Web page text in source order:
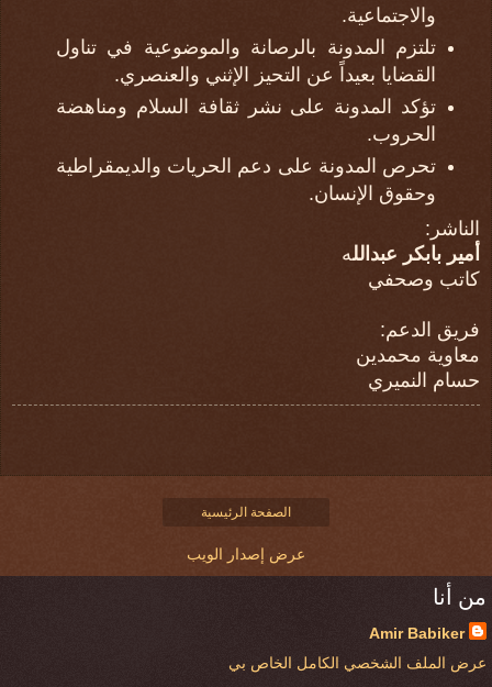
والاجتماعية.
تلتزم المدونة بالرصانة والموضوعية في تناول
القضايا بعيداً عن التحيز الإثني والعنصري.
تؤكد المدونة على نشر ثقافة السلام ومناهضة
الحروب.
تحرص المدونة على دعم الحريات والديمقراطية
وحقوق الإنسان.
الناشر:
أمير بابكر عبدالله
كاتب وصحفي
فريق الدعم:
معاوية محمدين
حسام النميري
الصفحة الرئيسية
عرض إصدار الويب
من أنا
Amir Babiker
عرض الملف الشخصي الكامل الخاص بي